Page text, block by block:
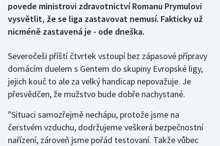
Dostihy
Florbal
Futsal
Golf
Házená
povede ministrovi zdravotnictví Romanu Prymulovi
vysvětlit, že se liga zastavovat nemusí. Fakticky už
nicméně zastavená je - ode dneška.
Severočeši příští čtvrtek vstoupí bez zápasové přípravy
domácím duelem s Gentem do skupiny Evropské ligy,
jejich kouč to ale za velký handicap nepovažuje. Je
přesvědčen, že mužstvo bude dobře nachystané.
"Situaci samozřejmě nechápu, protože jsme na
čerstvém vzduchu, dodržujeme veškerá bezpečnostní
nařízení, zároveň jsme pořád testovaní. Takže vůbec